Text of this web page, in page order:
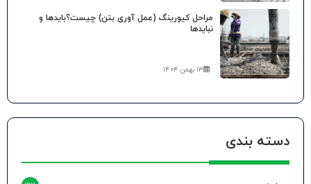
مراحل کیورینگ (عمل آوری بتن) چیست؟بایدها و
نبایدها
۱۳ بهمن ۱۴۰۴
دسته بندی